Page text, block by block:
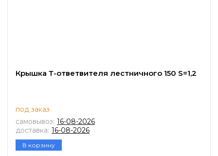
Крышка Т-ответвителя лестничного 150 S=1,2
под заказ
самовывоз: 16-08-2026
доставка: 16-08-2026
В корзину